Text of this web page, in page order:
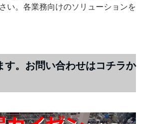
い。各業務向けのソリューションを
す。お問い合わせはコチラか